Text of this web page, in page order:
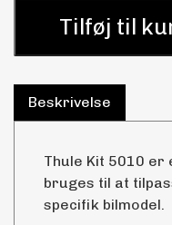
Tilføj til
Beskrivelse
Thule Kit 5010
bruges til at
specifik bilmodel.